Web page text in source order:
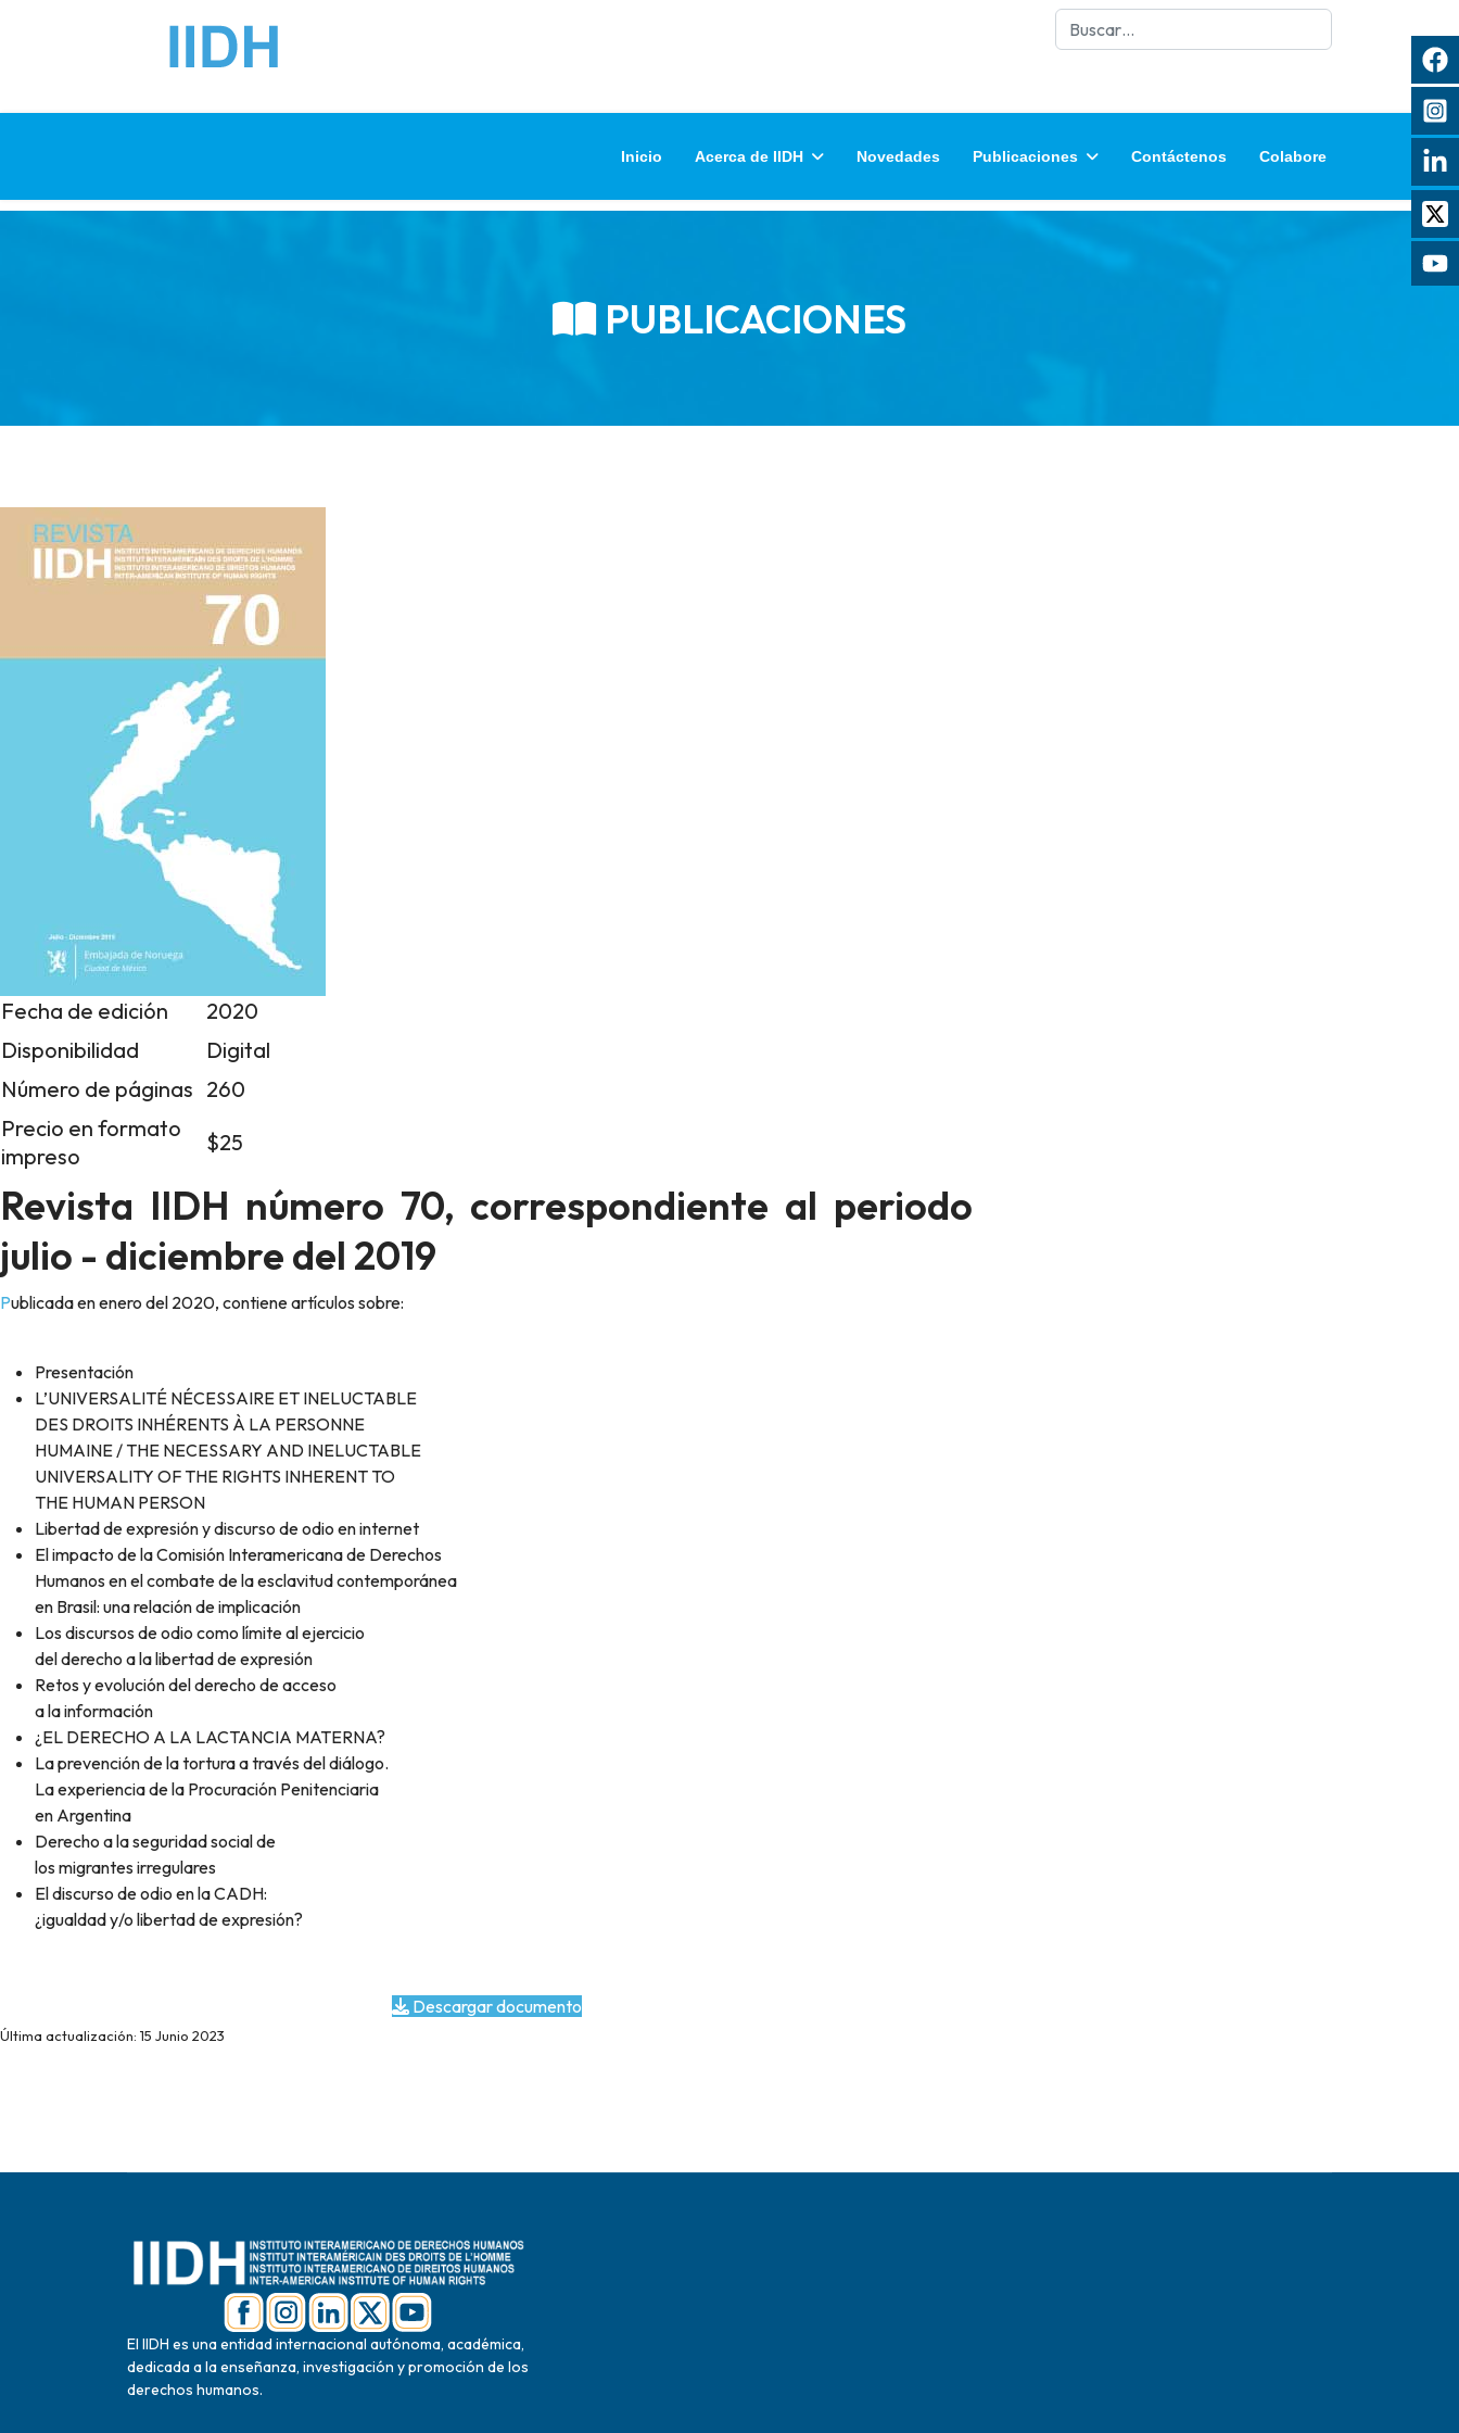
Buscar
Inicio Acerca de IIDH Novedades Publicaciones Contáctenos Colabore
PUBLICACIONES
Fecha de edición
2020
Disponibilidad
Digital
Número de páginas 260
Precio en formato
impreso
$25
Revista IIDH número 70, correspondiente al periodo
julio - diciembre del 2019
Publicada en enero del 2020, contiene artículos sobre:
Presentación
L’UNIVERSALITÉ NÉCESSAIRE ET INELUCTABLE
DES DROITS INHÉRENTS À LA PERSONNE
HUMAINE / THE NECESSARY AND INELUCTABLE
UNIVERSALITY OF THE RIGHTS INHERENT TO
THE HUMAN PERSON
Libertad de expresión y discurso de odio en internet
El impacto de la Comisión Interamericana de Derechos
Humanos en el combate de la esclavitud contemporánea
en Brasil: una relación de implicación
Los discursos de odio como límite al ejercicio
del derecho a la libertad de expresión
Retos y evolución del derecho de acceso
a la información
¿EL DERECHO A LA LACTANCIA MATERNA?
La prevención de la tortura a través del diálogo.
La experiencia de la Procuración Penitenciaria
en Argentina
Derecho a la seguridad social de
los migrantes irregulares
El discurso de odio en la CADH:
¿igualdad y/o libertad de expresión?
Descargar documento
Última actualización: 15 Junio 2023
El IIDH es una entidad internacional autónoma, académica,
dedicada a la enseñanza, investigación y promoción de los
derechos humanos.